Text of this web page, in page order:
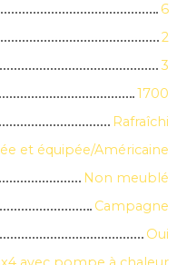
6
2
3
1700
Rafraîchi
et équipée/Américaine
Non meublé
Campagne
Oui